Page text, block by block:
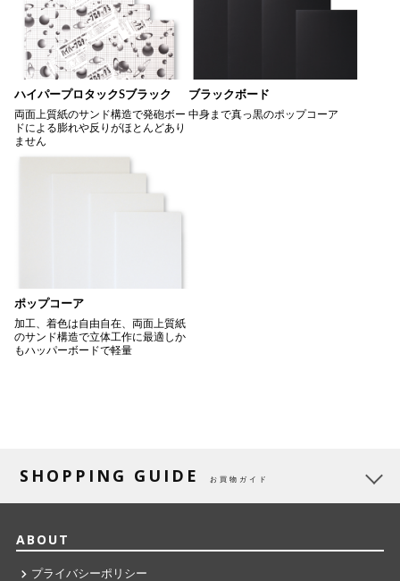
ハイパープロタックSブラック
両面上質紙のサンド構造で発砲ボー
ドによる膨れや反りがほとんどあり
ません
ブラックボード
中身まで真っ黒のポップコーア
ポップコーア
加工、着色は自由自在、両面上質紙
のサンド構造で立体工作に最適しか
もハッパーボードで軽量
SHOPPING GUIDE お買物ガイド
ABOUT
プライバシーポリシー